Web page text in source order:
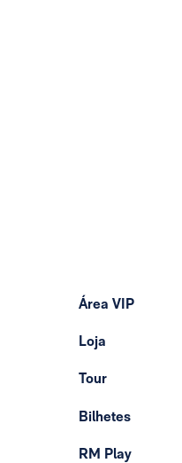
Área VIP
Loja
Tour
Bilhetes
RM Play